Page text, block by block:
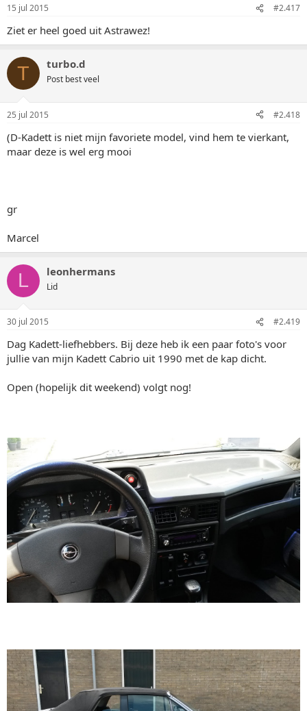
15 jul 2015 #2.417
Ziet er heel goed uit Astrawez!
T turbo.d
Post best veel
25 jul 2015 #2.418
(D-Kadett is niet mijn favoriete model, vind hem te vierkant,
maar deze is wel erg mooi
gr
Marcel
L leonhermans
Lid
30 jul 2015 #2.419
Dag Kadett-liefhebbers. Bij deze heb ik een paar foto's voor
jullie van mijn Kadett Cabrio uit 1990 met de kap dicht.
Open (hopelijk dit weekend) volgt nog!